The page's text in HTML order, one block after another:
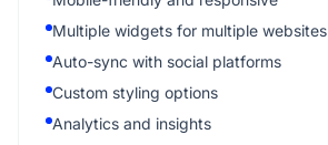
Multiple widgets for multiple websites
Auto-sync with social platforms
Custom styling options
Analytics and insights